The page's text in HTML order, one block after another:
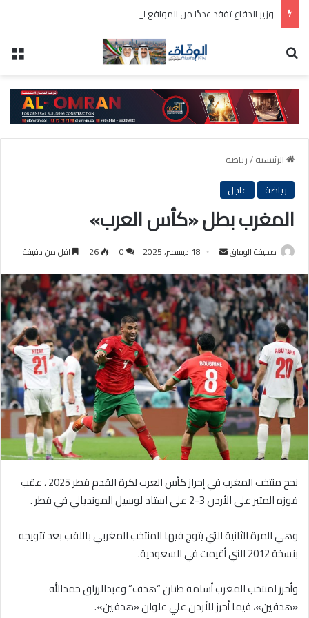
الرئيسية/رياضة
رياضة
عاجل
المغرب بطل «كأس العرب»
صحيفة الوفاق
أرسل
إلكترونيا
18 ديسمبر، 2025 0
26 اقل من دقيقة
نجح منتخب المغرب في إحراز كأس العرب لكرة القدم قطر 2025 ، عقب
فوزه المثير على الأردن 3-2 على استاد لوسيل المونديالي في قطر .
وهي المرة الثانية التي يتوج فيها المنتخب المغربي باللقب بعد تتويجه
بنسخة 2012 التي أقيمت في السعودية.
وأحرز لمنتخب المغرب أسامة طنان “هدف” وعبدالرزاق حمدالله
«هدفين»، فيما أحرز للأردن علي علوان «هدفين».